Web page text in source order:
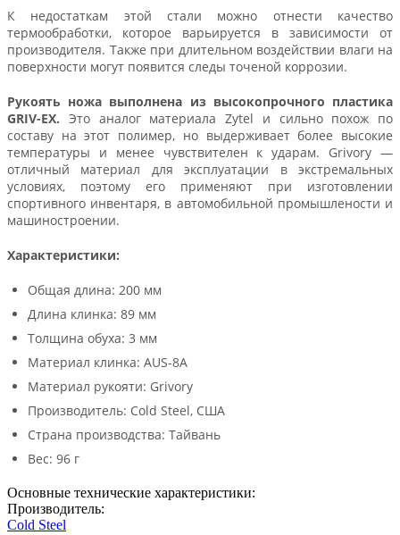
К недостаткам этой стали можно отнести качество
термообработки, которое варьируется в зависимости от
производителя. Также при длительном воздействии влаги на
поверхности могут появится следы точеной коррозии.
Рукоять ножа выполнена из высокопрочного пластика
GRIV-EX. Это аналог материала Zytel и сильно похож по
составу на этот полимер, но выдерживает более высокие
температуры и менее чувствителен к ударам. Grivory —
отличный материал для эксплуатации в экстремальных
условиях, поэтому его применяют при изготовлении
спортивного инвентаря, в автомобильной промышлености и
машиностроении.
Характеристики:
Общая длина: 200 мм
Длина клинка: 89 мм
Толщина обуха: 3 мм
Материал клинка: AUS-8A
Материал рукояти: Grivory
Производитель: Cold Steel, США
Страна производства: Тайвань
Вес: 96 г
Основные технические характеристики:
Производитель:
Cold Steel